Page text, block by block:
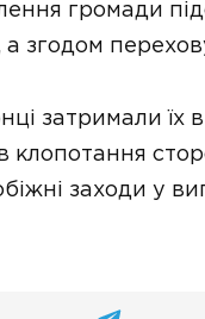
громади
а згодом
затримали
клопотання
заходи у